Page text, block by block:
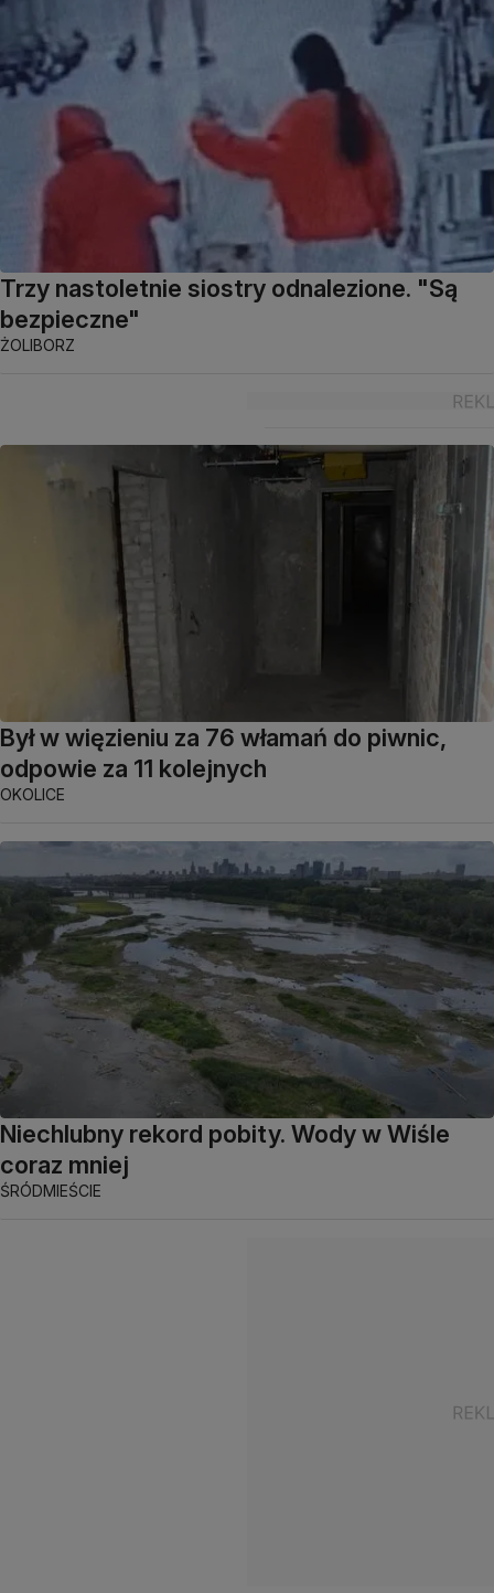
Trzy nastoletnie siostry odnalezione. "Są
bezpieczne"
ŻOLIBORZ
Był w więzieniu za 76 włamań do piwnic,
odpowie za 11 kolejnych
OKOLICE
Niechlubny rekord pobity. Wody w Wiśle
coraz mniej
ŚRÓDMIEŚCIE